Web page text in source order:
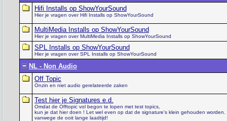
Hifi Installs op ShowYourSound
Hier je vragen over Hifi Installs op ShowYourSound
MultiMedia Installs op ShowYourSound
Hier je vragen over MultiMedia Installs op ShowYourSound
SPL Installs op ShowYourSound
Hier je vragen over SPL Installs op ShowYourSound
NL - Non Audio
Off Topic
Onzin en niet audio gerelateerde zaken
Test hier je Signatures e.d.
Omdat de Offtopic vol begon te lopen met test topics,
kun je dat hier doen ! Let wel even op dat de signature's klein gehouden worden.
vanwege de ooit lange laadtijd!